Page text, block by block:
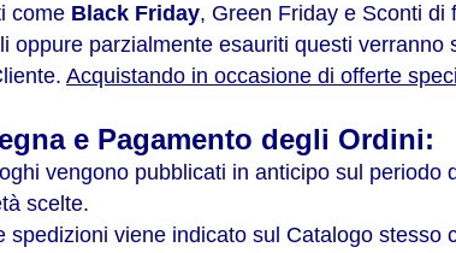
come Black Friday, Green Friday e Sconti
oppure parzialmente esauriti questi
Acquistando in occasione di offerte
e Pagamento degli Ordini:
vengono pubblicati in anticipo sul
scelte.
spedizioni viene indicato sul Catalogo